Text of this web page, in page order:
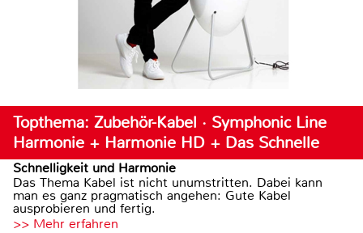
Topthema: Zubehör-Kabel · Symphonic Line
Harmonie + Harmonie HD + Das Schnelle
Schnelligkeit und Harmonie
Das Thema Kabel ist nicht unumstritten. Dabei kann
man es ganz pragmatisch angehen: Gute Kabel
ausprobieren und fertig.
>> Mehr erfahren